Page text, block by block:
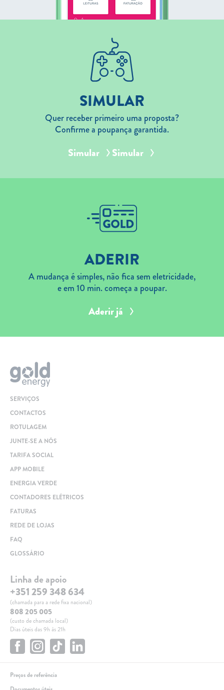
SIMULAR
Quer receber primeiro uma proposta?
Confirme a poupança garantida.
Simular Simular
ADERIR
A mudança é simples, não fica sem eletricidade,
e em 10 min. começa a poupar.
Aderir já
SERVIÇOS
CONTACTOS
ROTULAGEM
JUNTE-SE A NÓS
TARIFA SOCIAL
APP MOBILE
ENERGIA VERDE
CONTADORES ELÉTRICOS
FATURAS
REDE DE LOJAS
FAQ
GLOSSÁRIO
Linha de apoio
+351 259 348 634
(chamada para a rede fixa nacional)
808 205 005
(custo de chamada local)
Dias úteis das 9h às 21h
Preços de referência